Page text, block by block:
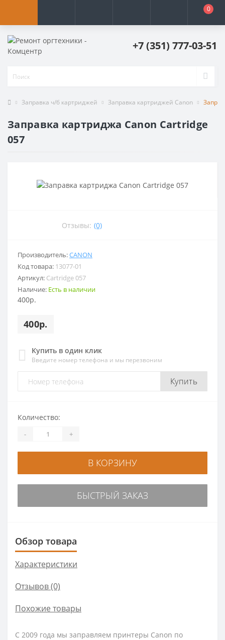
0
+7 (351) 777-03-51
Заправка ч/б картриджей Заправка картриджей Canon
Заправка картриджа Canon Cartridge
057
Отзывы: (0)
Производитель:CANON
Код товара: 13077-01
Артикул: Cartridge 057
Наличие: Есть в наличии
400р.
400р.
Купить в один клик
Введите номер телефона и мы перезвоним
Купить
Количество:
- +
В КОРЗИНУ
БЫСТРЫЙ ЗАКАЗ
Обзор товара
Характеристики
Отзывов (0)
Похожие товары
С 2009 года мы заправляем принтеры Canon по